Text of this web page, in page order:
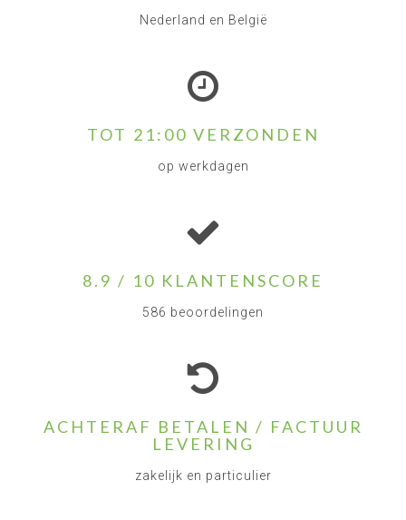
Nederland en België
TOT 21:00 VERZONDEN
op werkdagen
8.9 / 10 KLANTENSCORE
586 beoordelingen
ACHTERAF BETALEN / FACTUUR
LEVERING
zakelijk en particulier